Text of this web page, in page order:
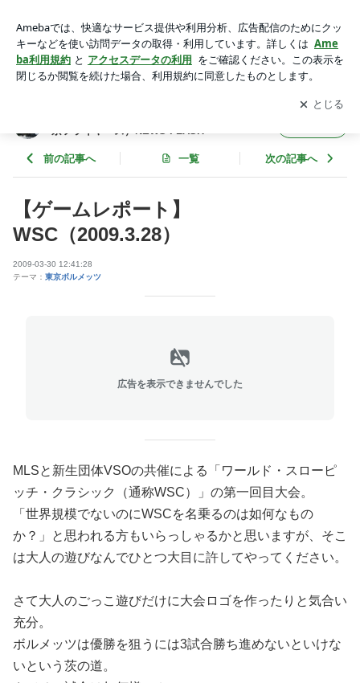
ツ＆武蔵野アトラス＆埼京フライヤ－ズ）NEWS FLASH
アプリをダウンロードして ブログの更新通知
を受け取りまし
ょう。
開く
京フライヤ－ズ）NEWS FLASH
前の記事へ 一覧 次の記事へ
【ゲームレポート】
WSC（2009.3.28）
2009-03-30 12:41:28
テーマ： 東京ボルメッツ
広告を表示できませんでした
MLSと新生団体VSOの共催による「ワールド・スローピ
ッチ・クラシック（通称WSC）」の第一回目大会。
「世界規模でないのにWSCを名乗るのは如何なもの
か？」と思われる方もいらっしゃるかと思いますが、そこ
は大人の遊びなんでひとつ大目に許してやってください。
さて大人のごっこ遊びだけに大会ロゴを作ったりと気合い
充分。
ボルメッツは優勝を狙うには3試合勝ち進めないといけな
いという茨の道。